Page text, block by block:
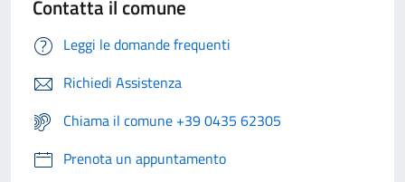
Contatta il comune
Leggi le domande frequenti
Richiedi Assistenza
Chiama il comune +39 0435 62305
Prenota un appuntamento